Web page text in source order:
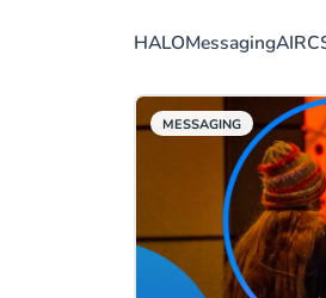
HALOMessagingAI
MESSAGING